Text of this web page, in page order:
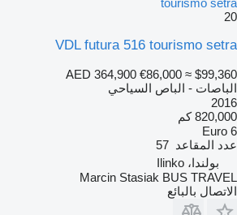
20
VDL futura 516 tourismo setra
AED 364,900 €86,000 ≈ $99,360
الباصات - الباص السياحي
2016
820,000 كم
Euro 6
عدد المقاعد 57
بولندا، Ilinko
Marcin Stasiak BUS TRAVEL
الاتصال بالبائع